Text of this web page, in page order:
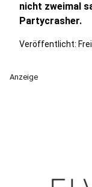
nicht zweimal
Partycrasher.
Veröffentlicht:
Anzeige